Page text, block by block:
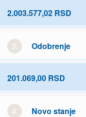
2.003.577,02 RSD
3. Odobrenje
201.069,00 RSD
4. Novo stanje